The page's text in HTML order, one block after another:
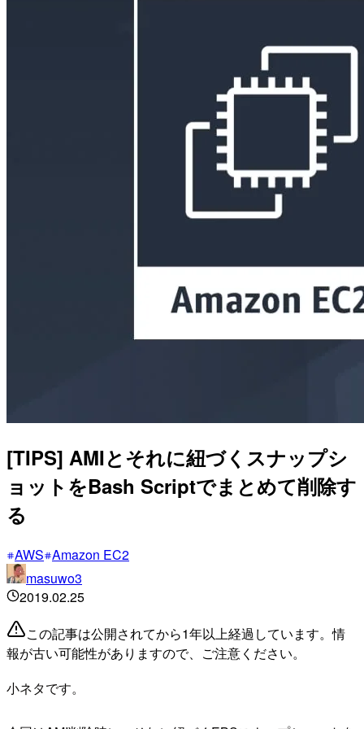
[TIPS] AMIとそれに紐づくスナップシ
ョットをBash Scriptでまとめて削除す
る
AWS Amazon EC2
masuwo3
2019.02.25
この記事は公開されてから1年以上経過しています。情
報が古い可能性がありますので、ご注意ください。
小ネタです。